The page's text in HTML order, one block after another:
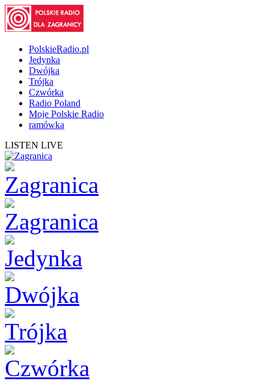
PolskieRadio.pl
Jedynka
Dwójka
Trójka
Czwórka
Radio Poland
Moje Polskie Radio
ramówka
LISTEN LIVE